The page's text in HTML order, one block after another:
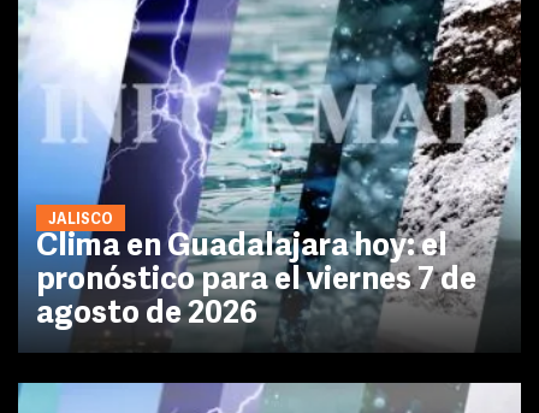
JALISCO
Clima en Guadalajara hoy: el
pronóstico para el viernes 7 de
agosto de 2026